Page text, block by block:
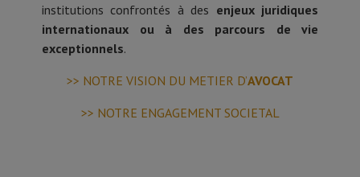
institutions confrontés à des enjeux juridiques
internationaux ou à des parcours de vie
exceptionnels.
>> NOTRE VISION DU METIER D’AVOCAT
>> NOTRE ENGAGEMENT SOCIETAL